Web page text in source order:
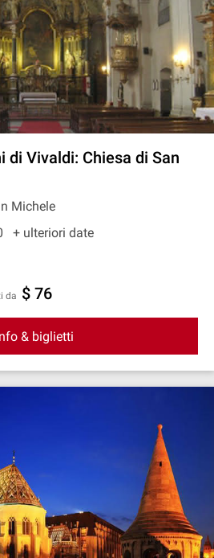
di Vivaldi: Chiesa di San
Michele
+ ulteriori date
da $ 76
& biglietti